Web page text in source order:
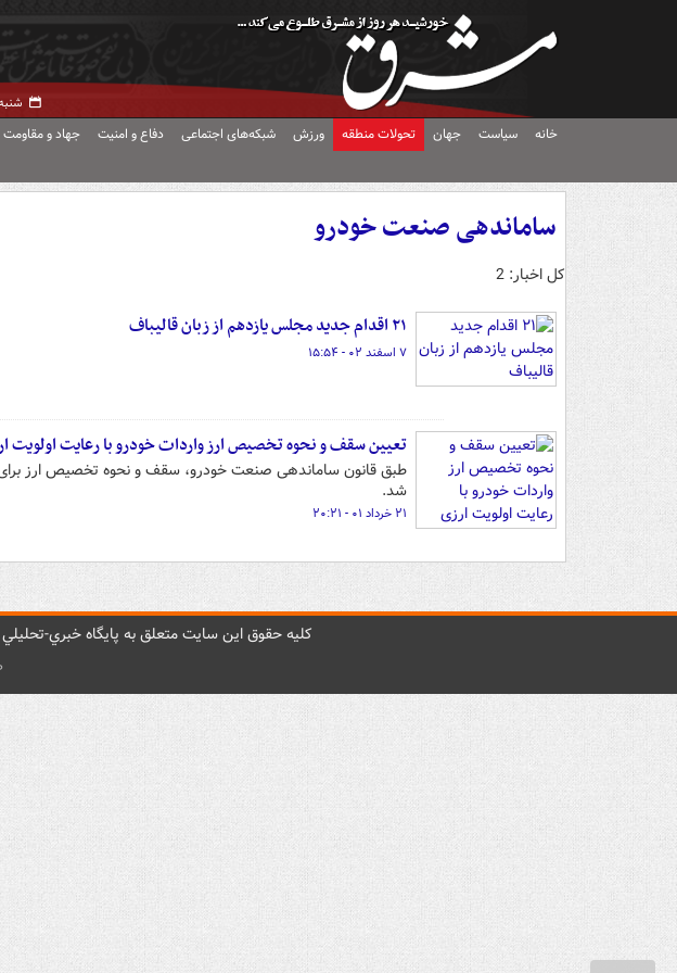
شنبه ۱۷
خانه سیاست جهان تحولات منطقه ورزش شبکه‌های اجتماعی دفاع و امنیت جهاد و مقاومت
ساماندهی صنعت خودرو
کل اخبار: 2
۲۱ اقدام جدید مجلس یازدهم از زبان قالیباف
۷ اسفند ۰۲ - ۱۵:۵۴
تعیین سقف و نحوه تخصیص ارز واردات خودرو با رعایت اولویت‌
طبق قانون ساماندهی صنعت خودرو، سقف و نحوه تخصیص ارز برای
شد.
۲۱ خرداد ۰۱ - ۲۰:۲۱
کليه حقوق اين سايت متعلق به پایگاه خبري-